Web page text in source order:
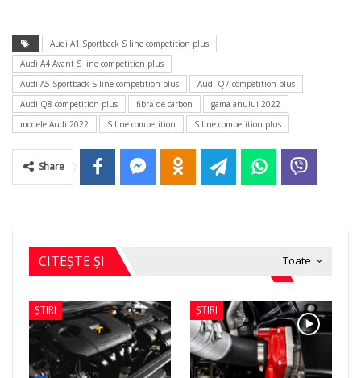
Audi A1 Sportback S line competition plus
Audi A4 Avant S line competition plus
Audi A5 Sportback S line competition plus
Audi Q7 competition plus
Audi Q8 competition plus
fibră de carbon
gama anului 2022
modele Audi 2022
S line competition S line competition plus
Share
Toate
CITEȘTE ȘI
ȘTIRI ȘTIRI